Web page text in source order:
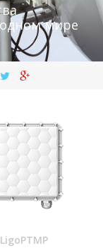
спот
мире
LigoPTMP